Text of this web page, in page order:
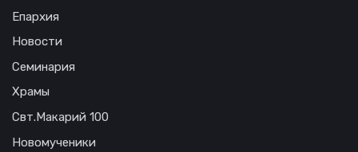
Епархия
Новости
Семинария
Храмы
Свт.Макарий 100
Новомученики